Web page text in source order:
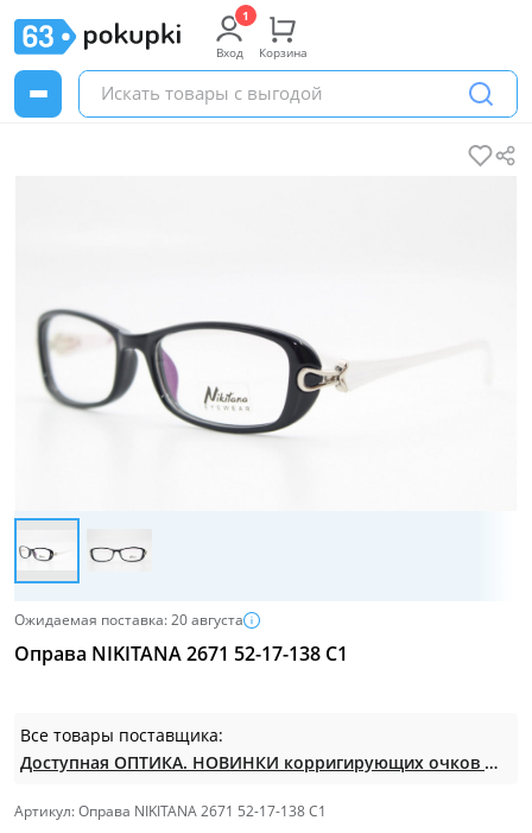
Вход Корзина
Ожидаемая поставка: 20 августа
Оправа NIKITANA 2671 52-17-138 С1
Все товары поставщика:
Доступная ОПТИКА. НОВИНКИ корригирующих очков по СУПЕР ценам. Таких нет на МП.
Артикул: Оправа NIKITANA 2671 52-17-138 С1